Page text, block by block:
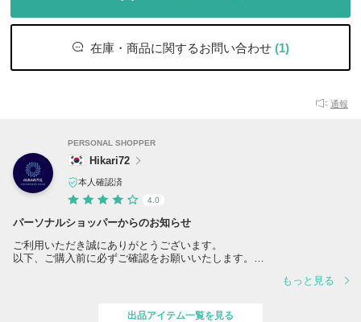
在庫・商品に関するお問い合わせ (1)
通報
PERSONAL SHOPPER
Hikari72
本人確認済
4.0
パーソナルショッパーからのお知らせ
ご利用いただき誠にありがとうございます。
以下、ご購入前に必ずご確認をお願いいたします。
ざいますのでご了承ください。
もっと見る
出品アイテム一覧を見る